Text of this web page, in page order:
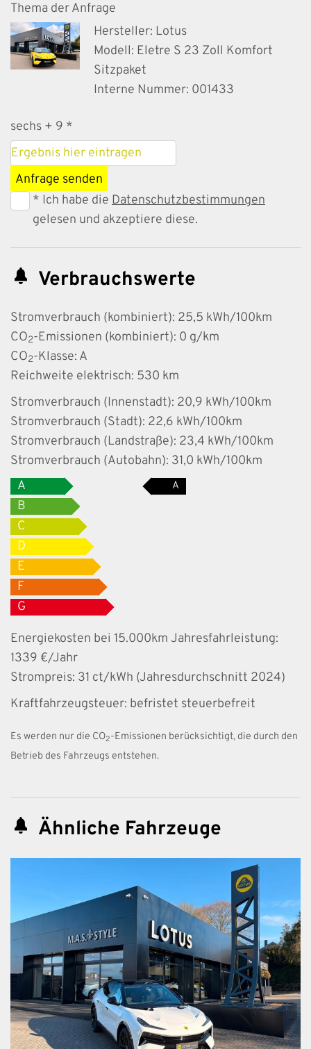
Thema der Anfrage
Hersteller: Lotus
Modell: Eletre S 23 Zoll Komfort
Sitzpaket
Interne Nummer: 001433
sechs + 9 *
Anfrage senden
* Ich habe die Datenschutzbestimmungen
gelesen und akzeptiere diese.
Verbrauchswerte
Stromverbrauch (kombiniert): 25,5 kWh/100km
CO2-Emissionen (kombiniert): 0 g/km
CO2-Klasse: A
Reichweite elektrisch: 530 km
Stromverbrauch (Innenstadt): 20,9 kWh/100km
Stromverbrauch (Stadt): 22,6 kWh/100km
Stromverbrauch (Landstraße): 23,4 kWh/100km
Stromverbrauch (Autobahn): 31,0 kWh/100km
A
A
B
C
D
E
F
G
Energiekosten bei 15.000km Jahresfahrleistung:
1339 €/Jahr
Strompreis: 31 ct/kWh (Jahresdurchschnitt 2024)
Kraftfahrzeugsteuer: befristet steuerbefreit
Es werden nur die CO2-Emissionen berücksichtigt, die durch den
Betrieb des Fahrzeugs entstehen.
Ähnliche Fahrzeuge